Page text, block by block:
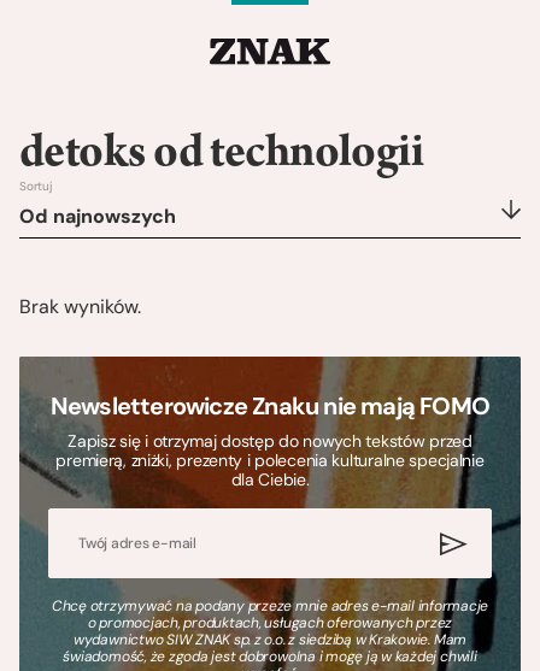
detoks od technologii
Sortuj
Od najnowszych
Brak wyników.
Newsletterowicze Znaku nie mają FOMO
Zapisz się i otrzymaj dostęp do nowych tekstów przed
premierą, zniżki, prezenty i polecenia kulturalne specjalnie
dla Ciebie.
Chcę otrzymywać na podany przeze mnie adres e-mail informacje
o promocjach, produktach, usługach oferowanych przez
wydawnictwo SIW ZNAK sp. z o.o. z siedzibą w Krakowie. Mam
świadomość, że zgoda jest dobrowolna i mogę ją w każdej chwili